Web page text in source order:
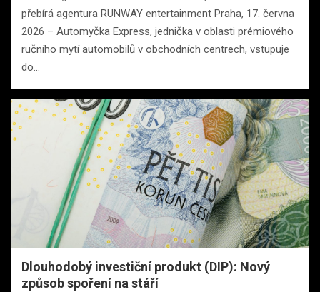
přebírá agentura RUNWAY entertainment Praha, 17. června
2026 – Automyčka Express, jednička v oblasti prémiového
ručního mytí automobilů v obchodních centrech, vstupuje
do…
Dlouhodobý investiční produkt (DIP): Nový
způsob spoření na stáří